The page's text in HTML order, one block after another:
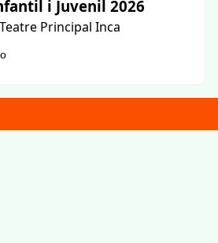
i Juvenil 2026
Principal Inca